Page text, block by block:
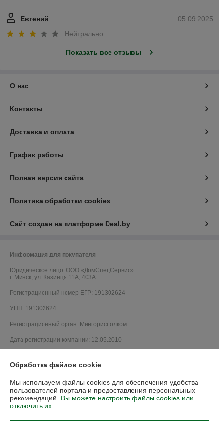
05.09.2025
Евгений
Нейтрально
Показать все отзывы
О нас
Контакты
Доставка и оплата
График работы
Полная версия сайта
Политика обработки cookies
Сайт создан на платформе Deal.by
Информация для покупателя
Юридическое лицо: ООО «ДомCпецCервис»
г. Минск, ул. Казинца 11А, 403А
Регистрационный номер ЕГР: 191302624
УНП: 191302624
Регистрационный орган: Мингорисполком
Дата регистрации компании: 12.05.2010
Ссылка на свидетельство/лицензию
Ссылка на свидетельство/лицензию
Ссылка на свидетельство/лицензию
Обработка файлов cookie
Мы используем файлы cookies для обеспечения удобства
пользователей портала и предоставления персональных
рекомендаций. Вы можете настроить файлы cookies или
отключить их.